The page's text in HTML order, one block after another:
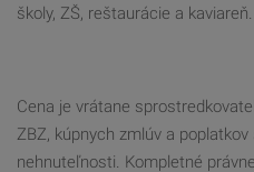
školy, ZŠ, reštaurácie a kaviareň.
Cena je vrátane
ZBZ, kúpnych zmlúv a
nehnuteľnosti. Kompletné